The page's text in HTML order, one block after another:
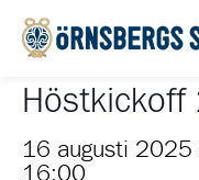
16 augusti
16:00